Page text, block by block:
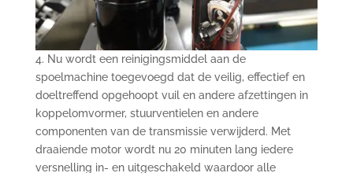
4. Nu wordt een reinigingsmiddel aan de
spoelmachine toegevoegd dat de veilig, effectief en
doeltreffend opgehoopt vuil en andere afzettingen in
koppelomvormer, stuurventielen en andere
componenten van de transmissie verwijderd. Met
draaiende motor wordt nu 20 minuten lang iedere
versnelling in- en uitgeschakeld waardoor alle